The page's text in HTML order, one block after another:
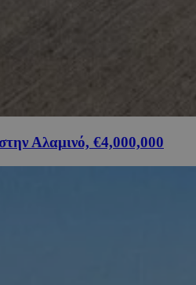
Αλαμινό, €4,000,000